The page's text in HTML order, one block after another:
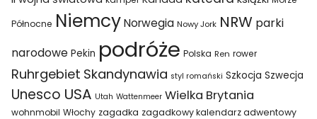
Północne Niemcy Norwegia Nowy Jork NRW parki
narodowe Pekin podróże Polska Ren rower
Ruhrgebiet Skandynawia styl romański Szkocja Szwecja
Unesco USA Utah Wattenmeer Wielka Brytania
wohnmobil Włochy zagadka zagadkowy kalendarz adwentowy